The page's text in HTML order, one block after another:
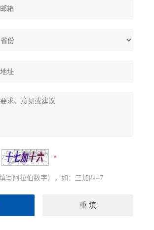
写阿拉伯数字），如：三加四=7